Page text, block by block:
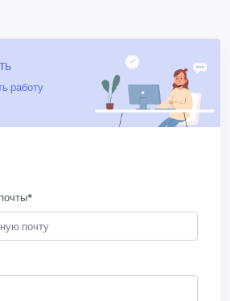
работу
*